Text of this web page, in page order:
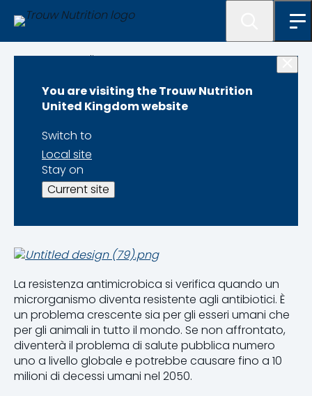
You are visiting the Trouw Nutrition
United Kingdom website
Switch to
Local site
Stay on
Current site
Programme lister
Programma di
Riduzione degli
Antibiotici
La resistenza antimicrobica si verifica quando un
microrganismo diventa resistente agli antibiotici. È
un problema crescente sia per gli esseri umani che
per gli animali in tutto il mondo. Se non affrontato,
diventerà il problema di salute pubblica numero
uno a livello globale e potrebbe causare fino a 10
milioni di decessi umani nel 2050.